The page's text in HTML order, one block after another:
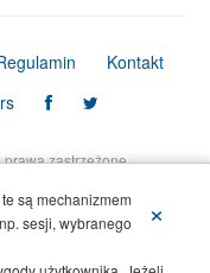
Kontakt
zastrzeżone.
×
są mechanizmem
sesji, wybranego